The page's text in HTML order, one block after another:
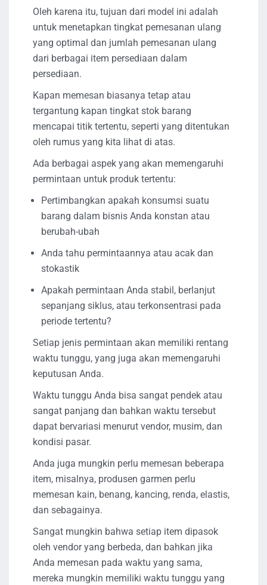
Oleh karena itu, tujuan dari model ini adalah
untuk menetapkan tingkat pemesanan ulang
yang optimal dan jumlah pemesanan ulang
dari berbagai item persediaan dalam
persediaan.
Kapan memesan biasanya tetap atau
tergantung kapan tingkat stok barang
mencapai titik tertentu, seperti yang ditentukan
oleh rumus yang kita lihat di atas.
Ada berbagai aspek yang akan memengaruhi
permintaan untuk produk tertentu:
Pertimbangkan apakah konsumsi suatu
barang dalam bisnis Anda konstan atau
berubah-ubah
Anda tahu permintaannya atau acak dan
stokastik
Apakah permintaan Anda stabil, berlanjut
sepanjang siklus, atau terkonsentrasi pada
periode tertentu?
Setiap jenis permintaan akan memiliki rentang
waktu tunggu, yang juga akan memengaruhi
keputusan Anda.
Waktu tunggu Anda bisa sangat pendek atau
sangat panjang dan bahkan waktu tersebut
dapat bervariasi menurut vendor, musim, dan
kondisi pasar.
Anda juga mungkin perlu memesan beberapa
item, misalnya, produsen garmen perlu
memesan kain, benang, kancing, renda, elastis,
dan sebagainya.
Sangat mungkin bahwa setiap item dipasok
oleh vendor yang berbeda, dan bahkan jika
Anda memesan pada waktu yang sama,
mereka mungkin memiliki waktu tunggu yang